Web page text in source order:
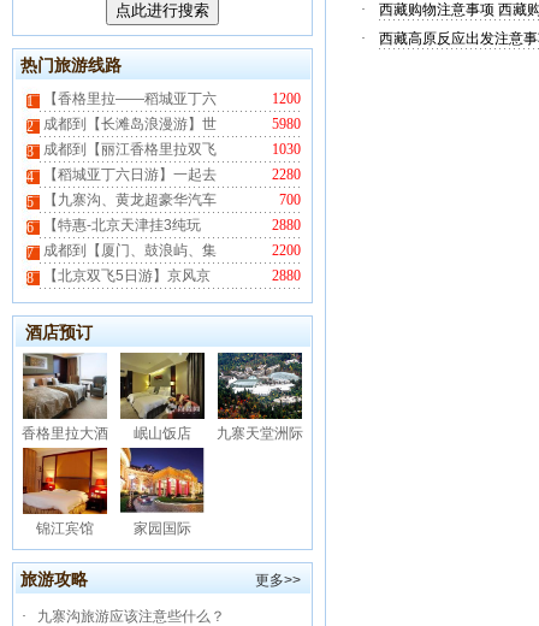
热门旅游线路
1 【香格里拉——稻城亚丁六
1200
2 成都到【长滩岛浪漫游】世
5980
3 成都到【丽江香格里拉双飞
1030
4 【稻城亚丁六日游】一起去
2280
5 【九寨沟、黄龙超豪华汽车
700
6 【特惠-北京天津挂3纯玩
2880
7 成都到【厦门、鼓浪屿、集
2200
8 【北京双飞5日游】京风京 2880
酒店预订
香格里拉大酒 岷山饭店 九寨天堂洲际
锦江宾馆 家园国际
旅游攻略 更多>>
·
九寨沟旅游应该注意些什么？
·
西藏购物注意事项 西藏
·
西藏高原反应出发注意